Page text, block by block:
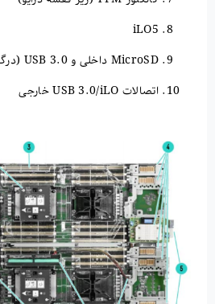
iLO5
MicroSD داخلی و USB 3.0 (درگاه بوت زیر قفسه درایو)
اتصالات USB 3.0/iLO خارجی